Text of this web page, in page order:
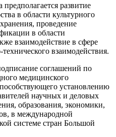
развитие
в области культурного
проведение
в области
взаимодействие в сфере
взаимодействия.
соглашений по
медицинского
установлению
научных и деловых
образования, экономики,
в международной
системе стран Большой